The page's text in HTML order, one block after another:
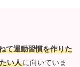
て運動習慣を作りた
い人に向いていま